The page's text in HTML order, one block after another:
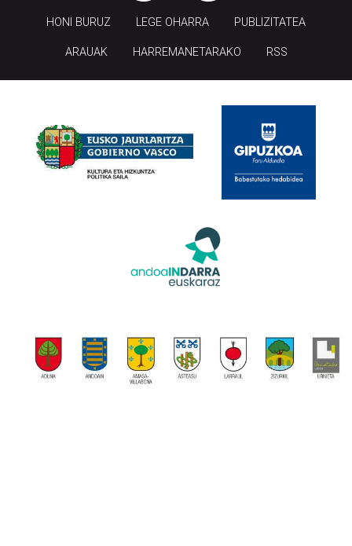
HONI BURUZ LEGE OHARRA PUBLIZITATEA
ARAUAK HARREMANETARAKO RSS